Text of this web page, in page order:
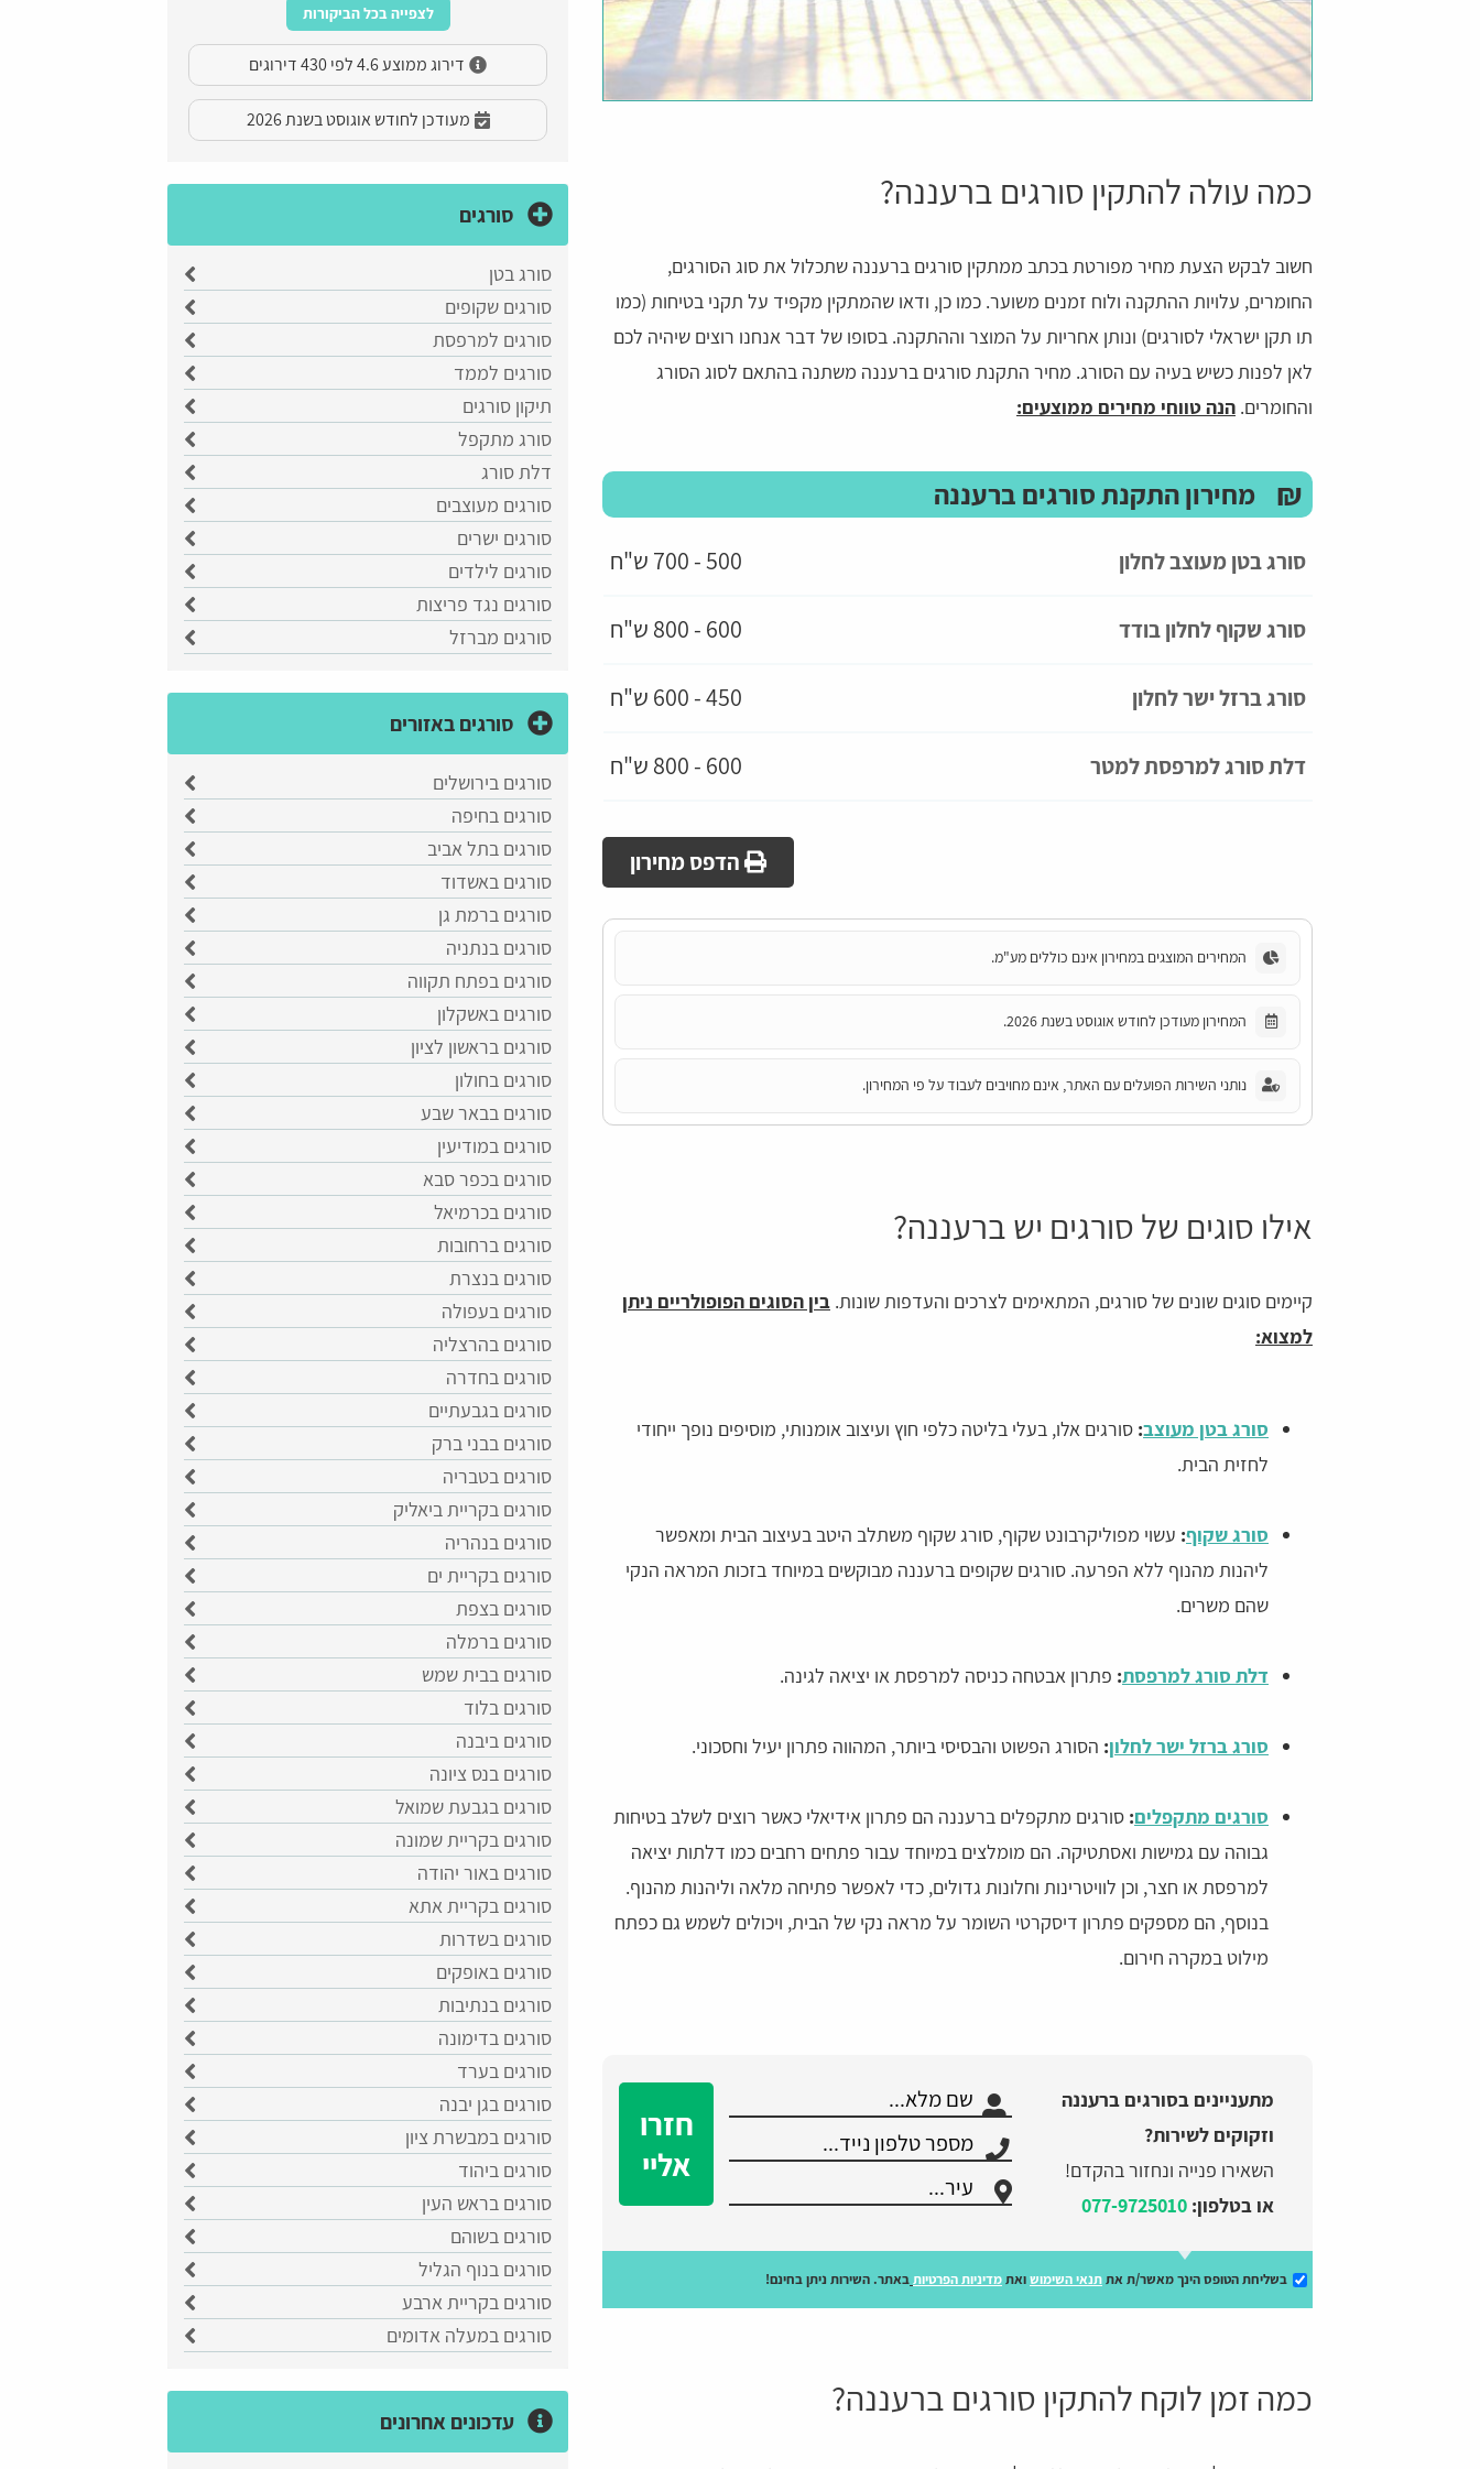
כמה עולה להתקין סורגים ברעננה?
חשוב לבקש הצעת מחיר מפורטת בכתב ממתקין סורגים ברעננה שתכלול את סוג הסורגים,
החומרים, עלויות ההתקנה ולוח זמנים משוער. כמו כן, ודאו שהמתקין מקפיד על תקני בטיחות (כמו
תו תקן ישראלי לסורגים) ונותן אחריות על המוצר וההתקנה. בסופו של דבר אנחנו רוצים שיהיה לכם
לאן לפנות כשיש בעיה עם הסורג. מחיר התקנת סורגים ברעננה משתנה בהתאם לסוג הסורג
והחומרים. הנה טווחי מחירים ממוצעים:
₪ מחירון התקנת סורגים ברעננה
סורג בטן מעוצב לחלון 500 - 700 ש"ח
סורג שקוף לחלון בודד 600 - 800 ש"ח
סורג ברזל ישר לחלון 450 - 600 ש"ח
דלת סורג למרפסת למטר 600 - 800 ש"ח
הדפס מחירון
המחירים המוצגים במחירון אינם כוללים מע"מ.
המחירון מעודכן לחודש אוגוסט בשנת 2026.
נותני השירות הפועלים עם האתר, אינם מחויבים לעבוד על פי המחירון.
אילו סוגים של סורגים יש ברעננה?
קיימים סוגים שונים של סורגים, המתאימים לצרכים והעדפות שונות. בין הסוגים הפופולריים ניתן
למצוא:
סורג בטן מעוצב: סורגים אלו, בעלי בליטה כלפי חוץ ועיצוב אומנותי, מוסיפים נופך ייחודי
לחזית הבית.
סורג שקוף: עשוי מפוליקרבונט שקוף, סורג שקוף משתלב היטב בעיצוב הבית ומאפשר
ליהנות מהנוף ללא הפרעה. סורגים שקופים ברעננה מבוקשים במיוחד בזכות המראה הנקי
שהם משרים.
דלת סורג למרפסת: פתרון אבטחה כניסה למרפסת או יציאה לגינה.
סורג ברזל ישר לחלון: הסורג הפשוט והבסיסי ביותר, המהווה פתרון יעיל וחסכוני.
סורגים מתקפלים: סורגים מתקפלים ברעננה הם פתרון אידיאלי כאשר רוצים לשלב בטיחות
גבוהה עם גמישות ואסתטיקה. הם מומלצים במיוחד עבור פתחים רחבים כמו דלתות יציאה
למרפסת או חצר, וכן לוויטרינות וחלונות גדולים, כדי לאפשר פתיחה מלאה וליהנות מהנוף.
בנוסף, הם מספקים פתרון דיסקרטי השומר על מראה נקי של הבית, ויכולים לשמש גם כפתח
מילוט במקרה חירום.
מתעניינים בסורגים ברעננה
וזקוקים לשירות?
השאירו פנייה ונחזור בהקדם!
או בטלפון: 077-9725010
חזרו
אליי
בשליחת הטופס הינך מאשר/ת אתתנאי השימושואתמדיניות הפרטיותבאתר. השירות ניתן בחינם!
כמה זמן לוקח להתקין סורגים ברעננה?
לצפייה בכל הביקורות
דירוג ממוצע 4.6 לפי 430 דירוגים
מעודכן לחודש אוגוסט בשנת 2026
סורגים
סורג בטן
סורגים שקופים
סורגים למרפסת
סורגים לממד
תיקון סורגים
סורג מתקפל
דלת סורג
סורגים מעוצבים
סורגים ישרים
סורגים לילדים
סורגים נגד פריצות
סורגים מברזל
סורגים באזורים
סורגים בירושלים
סורגים בחיפה
סורגים בתל אביב
סורגים באשדוד
סורגים ברמת גן
סורגים בנתניה
סורגים בפתח תקווה
סורגים באשקלון
סורגים בראשון לציון
סורגים בחולון
סורגים בבאר שבע
סורגים במודיעין
סורגים בכפר סבא
סורגים בכרמיאל
סורגים ברחובות
סורגים בנצרת
סורגים בעפולה
סורגים בהרצליה
סורגים בחדרה
סורגים בגבעתיים
סורגים בבני ברק
סורגים בטבריה
סורגים בקריית ביאליק
סורגים בנהריה
סורגים בקריית ים
סורגים בצפת
סורגים ברמלה
סורגים בבית שמש
סורגים בלוד
סורגים ביבנה
סורגים בנס ציונה
סורגים בגבעת שמואל
סורגים בקריית שמונה
סורגים באור יהודה
סורגים בקריית אתא
סורגים בשדרות
סורגים באופקים
סורגים בנתיבות
סורגים בדימונה
סורגים בערד
סורגים בגן יבנה
סורגים במבשרת ציון
סורגים ביהוד
סורגים בראש העין
סורגים בשוהם
סורגים בנוף הגליל
סורגים בקריית ארבע
סורגים במעלה אדומים
עדכונים אחרונים